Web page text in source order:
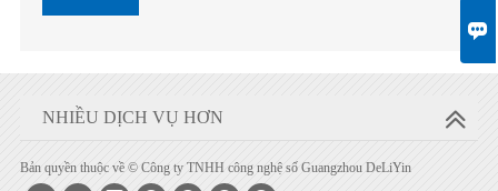

NHIỀU DỊCH VỤ HƠN
Bản quyền thuộc về © Công ty TNHH công nghệ số Guangzhou DeLiYin